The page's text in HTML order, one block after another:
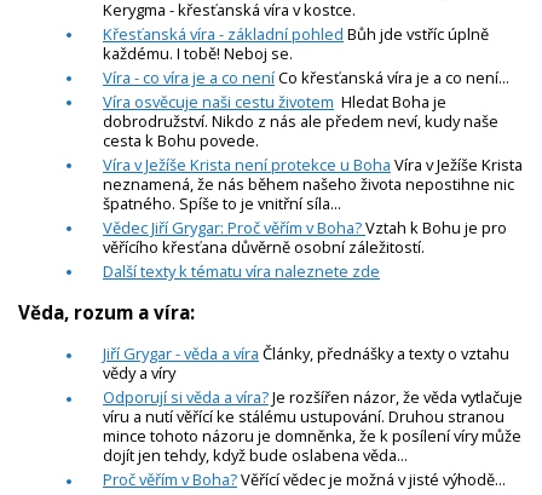
Kerygma - křesťanská víra v kostce.
Křesťanská víra - základní pohled Bůh jde vstříc úplně
každému. I tobě! Neboj se.
Víra - co víra je a co neníCo křesťanská víra je a co není...
Víra osvěcuje naši cestu životem Hledat Boha je
dobrodružství. Nikdo z nás ale předem neví, kudy naše
cesta k Bohu povede.
Víra v Ježíše Krista není protekce u Boha Víra v Ježíše Krista
neznamená, že nás během našeho života nepostihne nic
špatného. Spíše to je vnitřní síla...
Vědec Jiří Grygar: Proč věřím v Boha?Vztah k Bohu je pro
věřícího křesťana důvěrně osobní záležitostí.
Další texty k tématu víra naleznete zde
Věda, rozum a víra:
Jiří Grygar - věda a víra Články, přednášky a texty o vztahu
vědy a víry
Odporují si věda a víra?Je rozšířen názor, že věda vytlačuje
víru a nutí věřící ke stálému ustupování. Druhou stranou
mince tohoto názoru je domněnka, že k posílení víry může
dojít jen tehdy, když bude oslabena věda...
Proč věřím v Boha?Věřící vědec je možná v jisté výhodě...